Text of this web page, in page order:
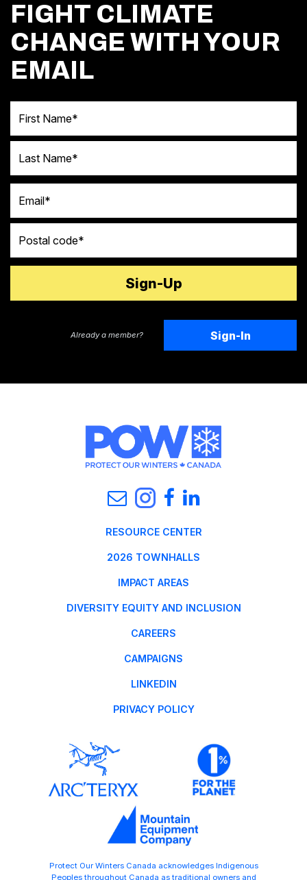
FIGHT CLIMATE
CHANGE WITH YOUR
EMAIL
Already a member? Sign-In
RESOURCE CENTER
2026 TOWNHALLS
IMPACT AREAS
DIVERSITY EQUITY AND INCLUSION
CAREERS
CAMPAIGNS
LINKEDIN
PRIVACY POLICY
Protect Our Winters Canada acknowledges Indigenous
Peoples throughout Canada as traditional owners and